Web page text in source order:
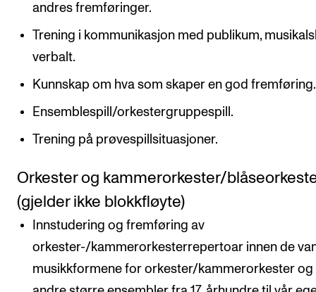
andres fremføringer.
Trening i kommunikasjon med publikum,
verbalt.
Kunnskap om hva som skaper en god fremføring.
Ensemblespill/orkestergruppespill.
Trening på prøvespillsituasjoner.
Orkester og kammerorkester/
(gjelder ikke blokkfløyte)
Innstudering og fremføring av
orkester-/kammerorkesterrepertoar innen de
musikkformene for orkester/kammerorkester og